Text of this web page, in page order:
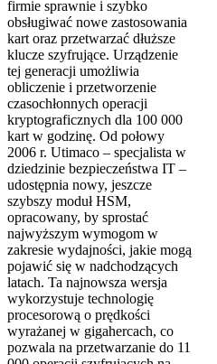
firmie sprawnie i szybko
obsługiwać nowe zastosowania
kart oraz przetwarzać dłuższe
klucze szyfrujące. Urządzenie
tej generacji umożliwia
obliczenie i przetworzenie
czasochłonnych operacji
kryptograficznych dla 100 000
kart w godzinę. Od połowy
2006 r. Utimaco – specjalista w
dziedzinie bezpieczeństwa IT –
udostępnia nowy, jeszcze
szybszy moduł HSM,
opracowany, by sprostać
najwyższym wymogom w
zakresie wydajności, jakie mogą
pojawić się w nadchodzących
latach. Ta najnowsza wersja
wykorzystuje technologię
procesorową o prędkości
wyrażanej w gigahercach, co
pozwala na przetwarzanie do 11